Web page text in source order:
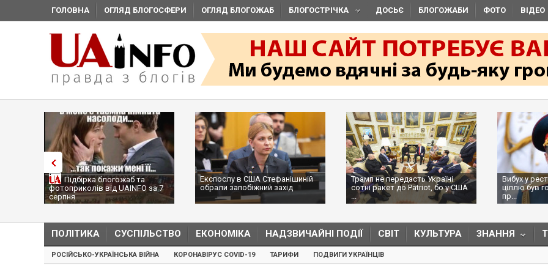
ГОЛОВНА ОГЛЯД БЛОГОСФЕРИ ОГЛЯД БЛОГОЖАБ БЛОГОСТРІЧКА ДОСЬЄ БЛОГОЖАБИ ФОТО ВІДЕО
Підбірка блогожаб та
фотоприколів від UAINFO за 7
серпня
Експослу в США Стефанішиній
обрали запобіжний захід
Трамп не передасть Україні
сотні ракет до Patriot, бо у США
...
Вибух у
ціллю був
пр...
ПОЛІТИКА СУСПІЛЬСТВО ЕКОНОМІКА НАДЗВИЧАЙНІ ПОДІЇ СВІТ КУЛЬТУРА ЗНАННЯ
РОСІЙСЬКО-УКРАЇНСЬКА ВІЙНА КОРОНАВІРУС COVID-19 ТАРИФИ ПОДВИГИ УКРАЇНЦІВ